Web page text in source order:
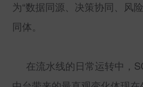
为“数据同源、决策协同、风
同体。
在流水线的日常运转中，